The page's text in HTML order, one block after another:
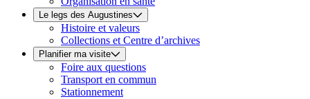
Le legs des Augustines
Histoire et valeurs
Collections et Centre d’archives
Planifier ma visite
Foire aux questions
Transport en commun
Stationnement